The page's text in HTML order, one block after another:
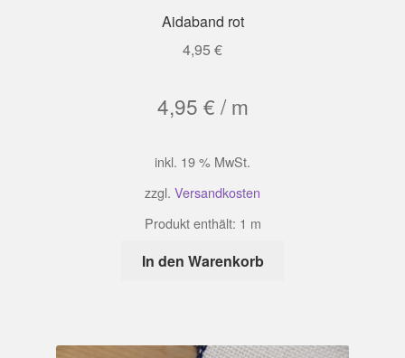
Aidaband rot
4,95 €
4,95 € /m
inkl. 19 % MwSt.
zzgl. Versandkosten
Produkt enthält: 1 m
In den Warenkorb